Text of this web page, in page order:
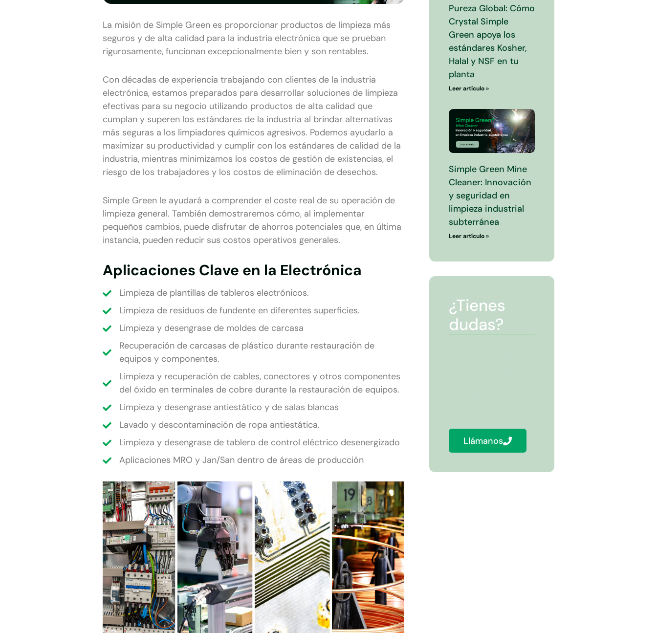
La misión de Simple Green es proporcionar productos de limpieza más
seguros y de alta calidad para la industria electrónica que se prueban
rigurosamente, funcionan excepcionalmente bien y son rentables.
Con décadas de experiencia trabajando con clientes de la industria
electrónica, estamos preparados para desarrollar soluciones de limpieza
efectivas para su negocio utilizando productos de alta calidad que
cumplan y superen los estándares de la industria al brindar alternativas
más seguras a los limpiadores químicos agresivos. Podemos ayudarlo a
maximizar su productividad y cumplir con los estándares de calidad de la
industria, mientras minimizamos los costos de gestión de existencias, el
riesgo de los trabajadores y los costos de eliminación de desechos.
Simple Green le ayudará a comprender el coste real de su operación de
limpieza general. También demostraremos cómo, al implementar
pequeños cambios, puede disfrutar de ahorros potenciales que, en última
instancia, pueden reducir sus costos operativos generales.
Aplicaciones Clave en la Electrónica
Limpieza de plantillas de tableros electrónicos.
Limpieza de residuos de fundente en diferentes superficies.
Limpieza y desengrase de moldes de carcasa
Recuperación de carcasas de plástico durante restauración de
equipos y componentes.
Limpieza y recuperación de cables, conectores y otros componentes
del óxido en terminales de cobre durante la restauración de equipos.
Limpieza y desengrase antiestático y de salas blancas
Lavado y descontaminación de ropa antiestática.
Limpieza y desengrase de tablero de control eléctrico desenergizado
Aplicaciones MRO y Jan/San dentro de áreas de producción
Pureza Global: Cómo
Crystal Simple
Green apoya los
estándares Kosher,
Halal y NSF en tu
planta
Leer artículo »
Simple Green Mine
Cleaner: Innovación
y seguridad en
limpieza industrial
subterránea
Leer artículo »
¿Tienes
dudas?
Llámanos